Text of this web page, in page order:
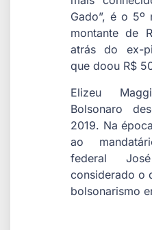
Gado”, é o
montante de
atrás do ex-
que doou R$
Elizeu
Bolsonaro
2019. Na
ao
federal
considerado o
bolsonarismo